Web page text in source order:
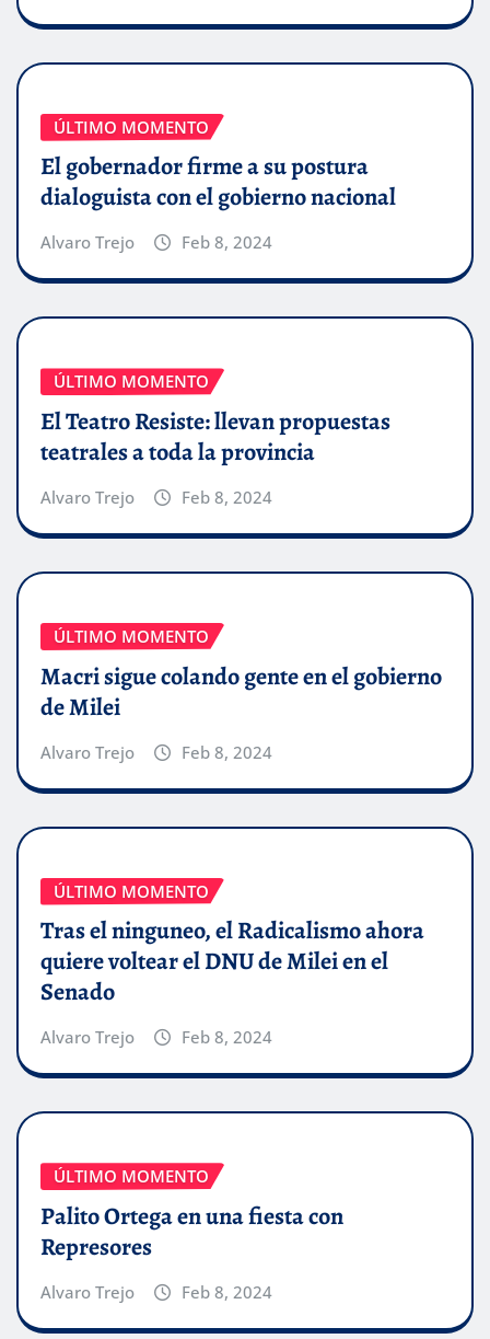
ÚLTIMO MOMENTO
El gobernador firme a su postura
dialoguista con el gobierno nacional
Alvaro Trejo Feb 8, 2024
ÚLTIMO MOMENTO
El Teatro Resiste: llevan propuestas
teatrales a toda la provincia
Alvaro Trejo Feb 8, 2024
ÚLTIMO MOMENTO
Macri sigue colando gente en el gobierno
de Milei
Alvaro Trejo Feb 8, 2024
ÚLTIMO MOMENTO
Tras el ninguneo, el Radicalismo ahora
quiere voltear el DNU de Milei en el
Senado
Alvaro Trejo Feb 8, 2024
ÚLTIMO MOMENTO
Palito Ortega en una fiesta con
Represores
Alvaro Trejo Feb 8, 2024